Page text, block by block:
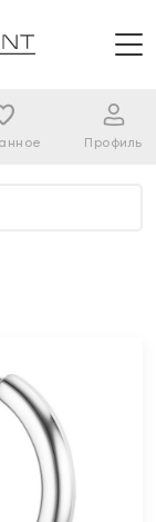
Профиль